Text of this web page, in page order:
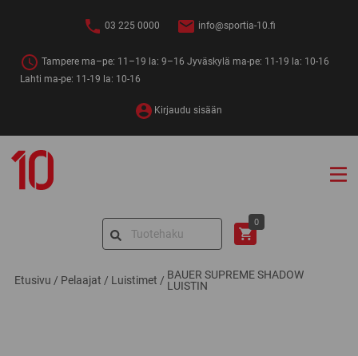
03 225 0000 info@sportia-10.fi
Tampere ma–pe: 11–19 la: 9–16 Jyväskylä ma-pe: 11-19 la: 10-16
Lahti ma-pe: 11-19 la: 10-16
Kirjaudu sisään
10
Search
0
Etusivu / Pelaajat / Luistimet / BAUER SUPREME SHADOW
LUISTIN